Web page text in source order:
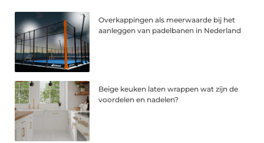
Overkappingen als meerwaarde bij het
aanleggen van padelbanen in Nederland
Beige keuken laten wrappen wat zijn de
voordelen en nadelen?